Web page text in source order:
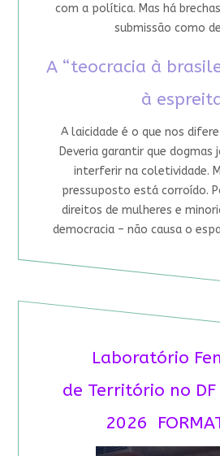
com a política. Mas há
submissão como
A “teocracia à
à
A laicidade é o que nos difere
Deveria garantir que dogmas
interferir na coletividade.
pressuposto está corroído.
direitos de mulheres e
democracia – não causa o
Laboratório
de Território no
2026